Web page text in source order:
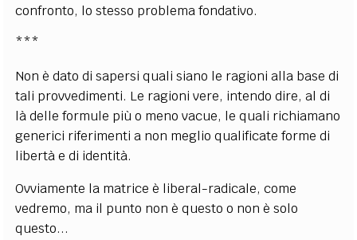
confronto, lo stesso problema fondativo.
***
Non è dato di sapersi quali siano le ragioni alla base di
tali provvedimenti. Le ragioni vere, intendo dire, al di
là delle formule più o meno vacue, le quali richiamano
generici riferimenti a non meglio qualificate forme di
libertà e di identità.
Ovviamente la matrice è liberal-radicale, come
vedremo, ma il punto non è questo o non è solo
questo...